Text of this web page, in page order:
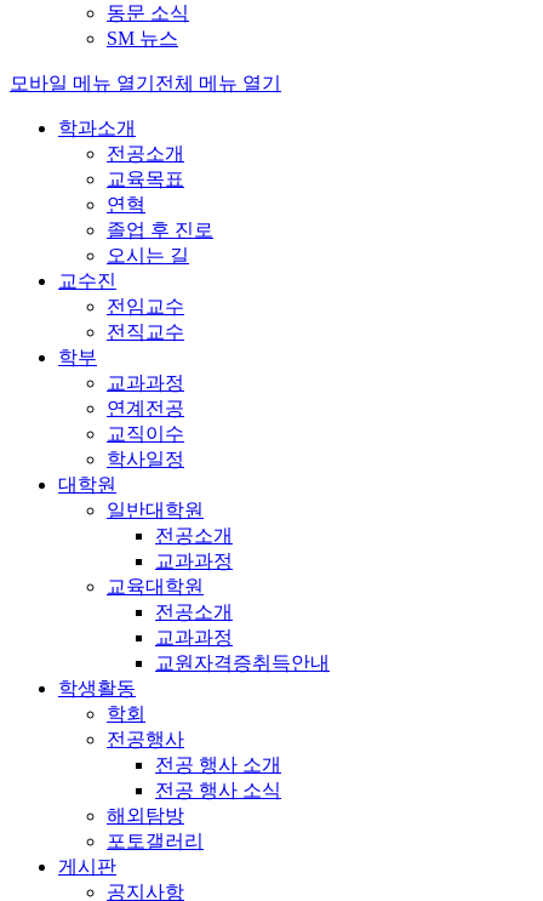
동문 소식
SM 뉴스
모바일 메뉴 열기 전체 메뉴 열기
학과소개
전공소개
교육목표
연혁
졸업 후 진로
오시는 길
교수진
전임교수
전직교수
학부
교과과정
연계전공
교직이수
학사일정
대학원
일반대학원
전공소개
교과과정
교육대학원
전공소개
교과과정
교원자격증취득안내
학생활동
학회
전공행사
전공 행사 소개
전공 행사 소식
해외탐방
포토갤러리
게시판
공지사항